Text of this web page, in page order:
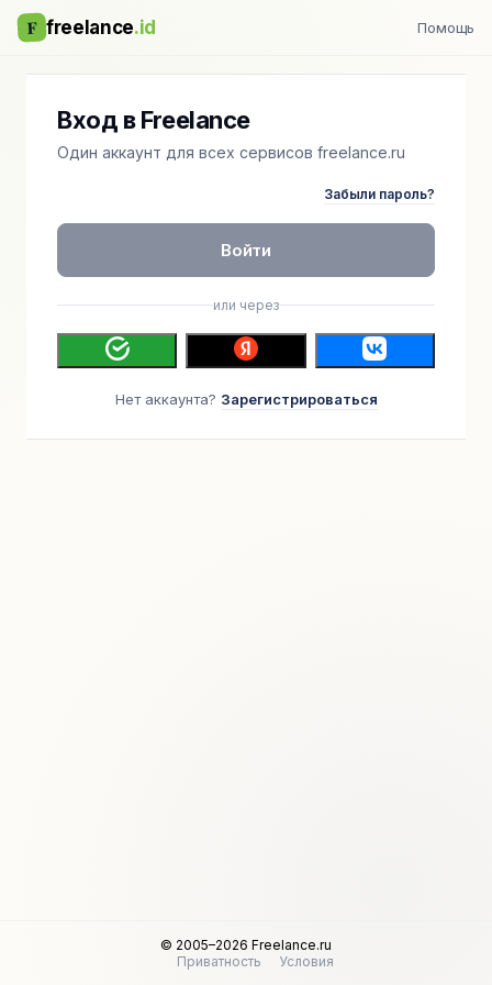
F freelance.id Помощь
Вход в Freelance
Один аккаунт для всех сервисов freelance.ru
Забыли пароль?
Войти
или через
Нет аккаунта? Зарегистрироваться
© 2005–2026 Freelance.ru
Приватность
Условия